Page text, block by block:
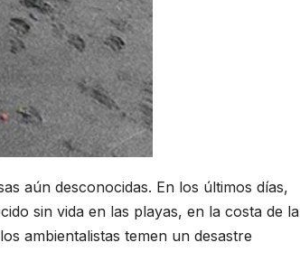
aún desconocidas. En los últimos días,
sin vida en las playas, en la costa de la
ambientalistas temen un desastre